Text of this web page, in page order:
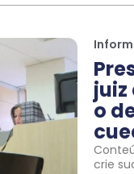
juiz
o
crie